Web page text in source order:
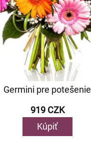
Germini pre potešenie
919 CZK
Kúpiť